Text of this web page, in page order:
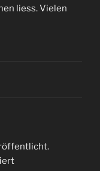
liess. Vielen